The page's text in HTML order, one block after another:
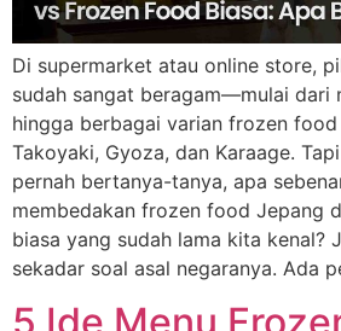
Di supermarket atau online store,
sudah sangat beragam—mulai dari
hingga berbagai varian frozen
Takoyaki, Gyoza, dan Karaage.
pernah bertanya-tanya, apa
membedakan frozen food Jepang
biasa yang sudah lama kita kenal?
sekadar soal asal negaranya. Ada